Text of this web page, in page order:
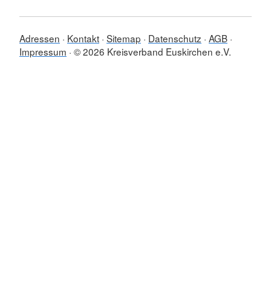
Adressen Kontakt Sitemap Datenschutz AGB
Impressum © 2026 Kreisverband Euskirchen e.V.